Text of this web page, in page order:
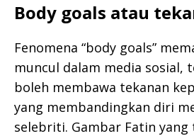
Body goals atau
Fenomena “body goals”
muncul dalam media sosial,
boleh membawa tekanan
yang membandingkan diri
selebriti. Gambar Fatin